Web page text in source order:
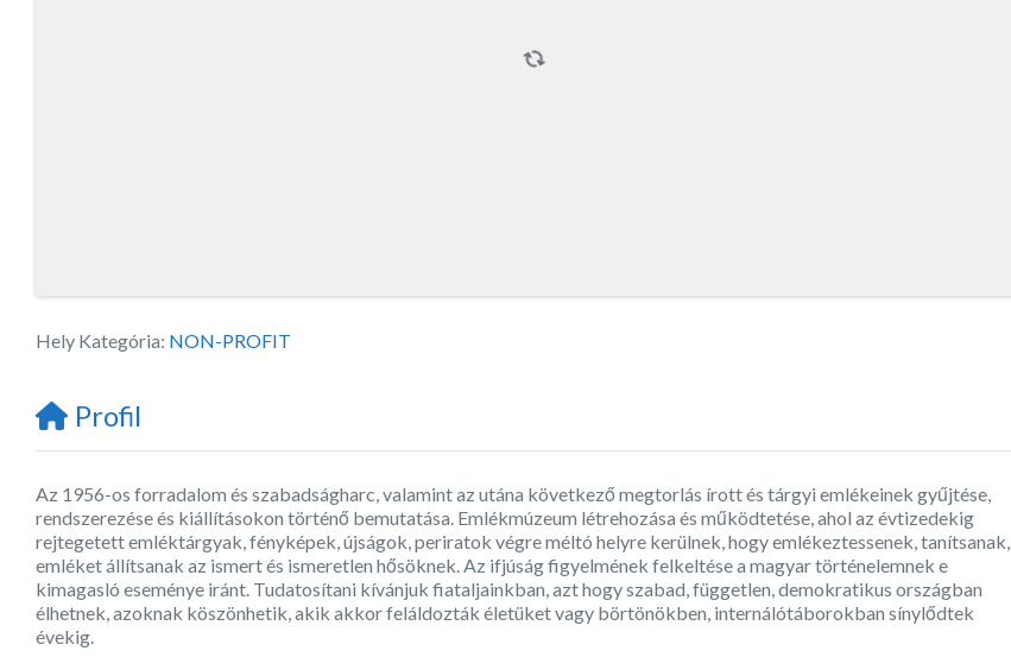
Hely Kategória: NON-PROFIT
Profil
Az 1956-os forradalom és szabadságharc, valamint az utána következő megtorlás írott és tárgyi emlékeinek gyűjtése,
rendszerezése és kiállításokon történő bemutatása. Emlékmúzeum létrehozása és működtetése, ahol az évtizedekig
rejtegetett emléktárgyak, fényképek, újságok, periratok végre méltó helyre kerülnek, hogy emlékeztessenek, tanítsanak,
emléket állítsanak az ismert és ismeretlen hősöknek. Az ifjúság figyelmének felkeltése a magyar történelemnek e
kimagasló eseménye iránt. Tudatosítani kívánjuk fiataljainkban, azt hogy szabad, független, demokratikus országban
élhetnek, azoknak köszönhetik, akik akkor feláldozták életüket vagy börtönökben, internálótáborokban sínylődtek
évekig.